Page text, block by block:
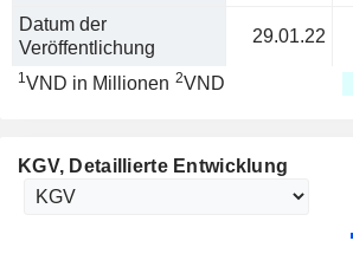
Datum der
Veröffentlichung
29.01.22
1VND in Millionen 2VND
KGV, Detaillierte Entwicklung